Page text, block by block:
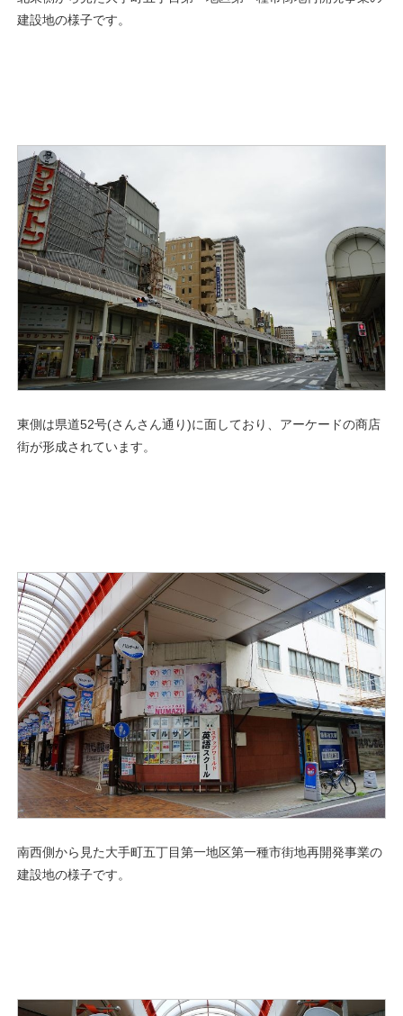
建設地の様子です。
東側は県道52号(さんさん通り)に面しており、アーケードの商店
街が形成されています。
南西側から見た大手町五丁目第一地区第一種市街地再開発事業の
建設地の様子です。